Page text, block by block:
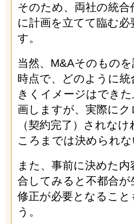
そのため、両社の統合
に計画を立てて臨む必
す。
当然、M&Aそのもの
時点で、どのように
きくイメージはでき
画しますが、実際に
（契約完了）されな
ころまでは決められな
また、事前に決めた内
合してみると不都合が
修正が必要となること
う。